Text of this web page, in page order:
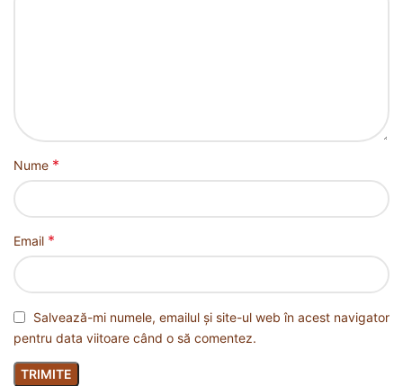
Nume *
Email *
Salvează-mi numele, emailul și site-ul web în acest navigator
pentru data viitoare când o să comentez.